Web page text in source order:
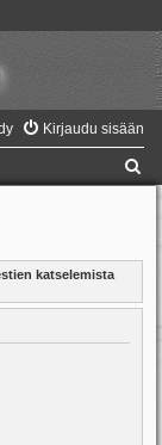
Kirjaudu sisään
katselemista